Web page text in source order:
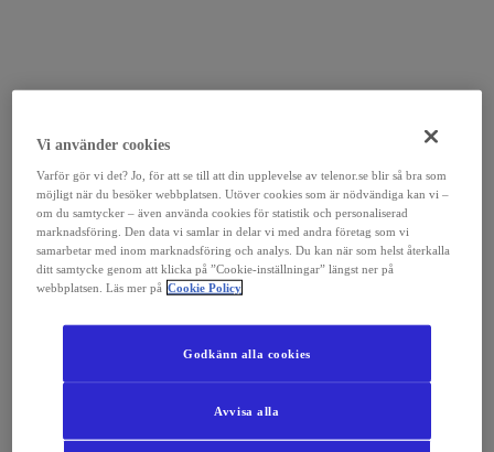
Vi använder cookies
Varför gör vi det? Jo, för att se till att din upplevelse av telenor.se blir så bra som
möjligt när du besöker webbplatsen. Utöver cookies som är nödvändiga kan vi –
om du samtycker – även använda cookies för statistik och personaliserad
marknadsföring. Den data vi samlar in delar vi med andra företag som vi
samarbetar med inom marknadsföring och analys. Du kan när som helst återkalla
ditt samtycke genom att klicka på ”Cookie-inställningar” längst ner på
webbplatsen. Läs mer på Cookie Policy
Avvisa alla
Godkänn alla cookies